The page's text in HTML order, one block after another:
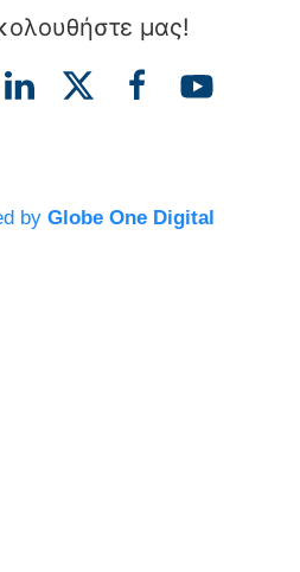
μας!
by Globe One Digital